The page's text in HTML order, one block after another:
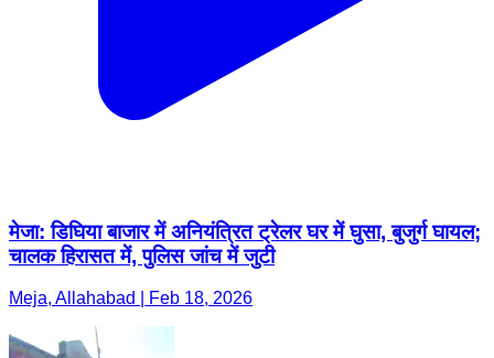
मेजा: डिघिया बाजार में अनियंत्रित ट्रेलर घर में घुसा, बुजुर्ग घायल;
चालक हिरासत में, पुलिस जांच में जुटी
Meja, Allahabad | Feb 18, 2026